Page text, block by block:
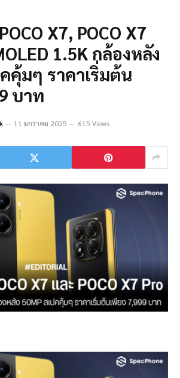
X7, POCO X7
1.5K กล้องหลัง
คุ้มๆ ราคาเริ่มต้น
บาท
11 มกราคม 2025 615 Views